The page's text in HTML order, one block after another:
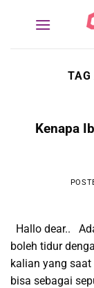
Kenapa
Hallo dear..
boleh tidur
kalian yang
bisa sebagai